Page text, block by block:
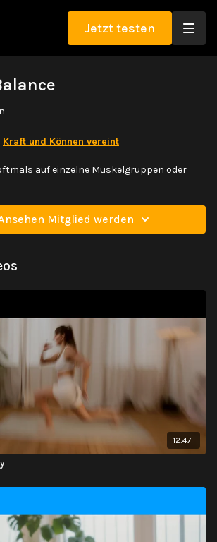
Jetzt testen
Kraft und Können vereint
auf einzelne Muskelgruppen oder
diese Kraft jedoch mit Skills zu
Mitglied werden
12:47